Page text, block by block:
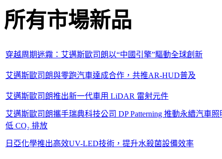
所有市場新品
穿越周期迷霧：艾邁斯歐司朗以“中國引擎”驅動全球創新
艾邁斯歐司朗與零跑汽車達成合作，共推AR-HUD普及
艾邁斯歐司朗推出新一代車用 LiDAR 雷射元件
艾邁斯歐司朗攜手瑞典科技公司 DP Patterning 推動永續汽車
低 CO₂ 排放
日亞化學推出高效UV-LED技術，提升水殺菌設備效率